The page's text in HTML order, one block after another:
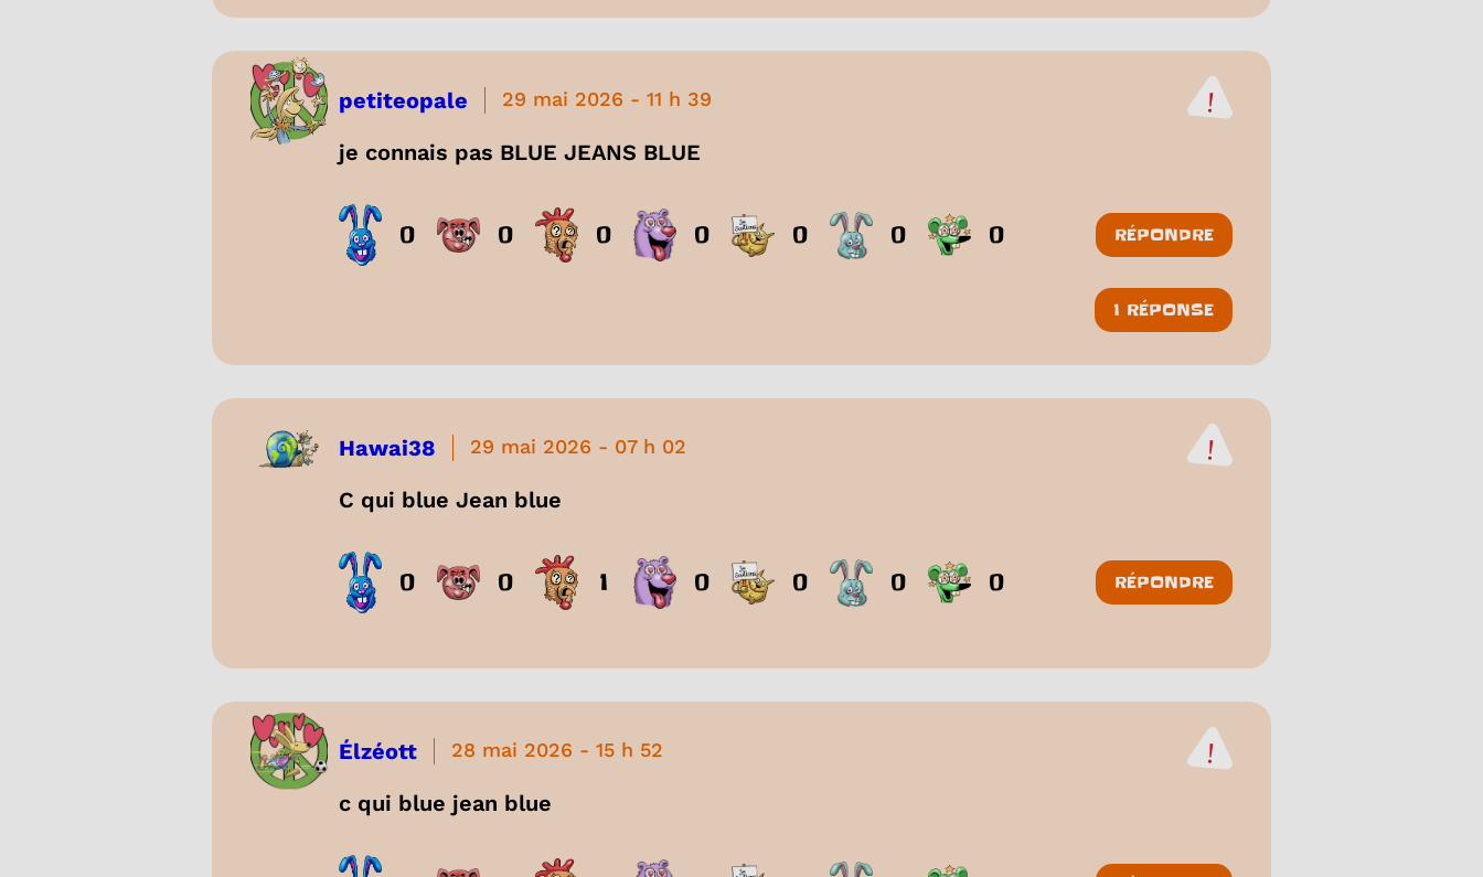
petiteopale 29 mai 2026 - 11 h 39
je connais pas BLUE JEANS BLUE
0 0 0 0 0 0 0 RÉPONDRE
1 RÉPONSE
Hawai38 29 mai 2026 - 07 h 02
C qui blue Jean blue
0 0 1 0 0 0 0 RÉPONDRE
Élzéott 28 mai 2026 - 15 h 52
c qui blue jean blue